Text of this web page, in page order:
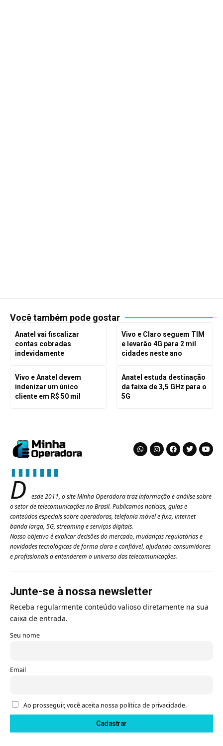
Você também pode gostar
Anatel vai fiscalizar
contas cobradas
indevidamente
Vivo e Claro seguem TIM
e levarão 4G para 2 mil
cidades neste ano
Vivo e Anatel devem
indenizar um único
cliente em R$ 50 mil
Anatel estuda destinação
da faixa de 3,5 GHz para o
5G
D
esde 2011, o site Minha Operadora traz informação e análise sobre
o setor de telecomunicações no Brasil. Publicamos notícias, guias e
conteúdos especiais sobre operadoras, telefonia móvel e fixa, internet
banda larga, 5G, streaming e serviços digitais.
Nosso objetivo é explicar decisões do mercado, mudanças regulatórias e
novidades tecnológicas de forma clara e confiável, ajudando consumidores
e profissionais a entenderem o universo das telecomunicações.
Junte-se à nossa newsletter
Receba regularmente conteúdo valioso diretamente na sua
caixa de entrada.
Seu nome
Email
Ao prosseguir, você aceita nossa política de privacidade.